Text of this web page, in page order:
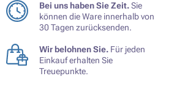
Bei uns haben Sie Zeit.Sie
können die Ware innerhalb von
30 Tagen zurücksenden.
Wir belohnen Sie. Für jeden
Einkauf erhalten Sie
Treuepunkte.